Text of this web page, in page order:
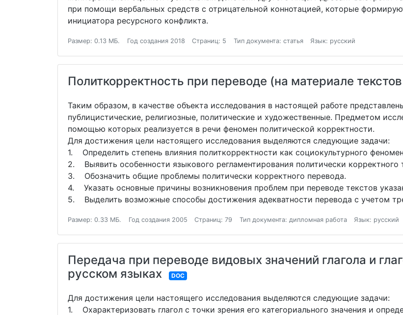
при помощи вербальных средств с отрицательной коннотацией, которые
инициатора ресурсного конфликта.
Размер: 0.13 МБ. Год создания 2018 Страниц: 5 Тип документа: статья Язык: русский
Политкорректность при переводе (на материале
Таким образом, в качестве объекта исследования в настоящей работе
публицистические, религиозные, политические и художественные. Предметом
помощью которых реализуется в речи феномен политической корректности.
Для достижения цели настоящего исследования выделяются следующие задачи:
1. Определить степень влияния политкорректности как социокультурного
2. Выявить особенности языкового регламентирования политически корректного
3. Обозначить общие проблемы политически корректного перевода.
4. Указать основные причины возникновения проблем при переводе текстов
5. Выделить возможные способы достижения адекватности перевода с учетом
Размер: 0.33 МБ. Год создания 2005 Страниц: 79 Тип документа: дипломная работа Язык: русский
Передача при переводе видовых значений глагола и
русском языках
DOC
Для достижения цели настоящего исследования выделяются следующие задачи:
1. Охарактеризовать глагол с точки зрения его категориального значения и